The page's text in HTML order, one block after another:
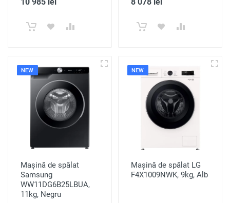
NEW
Mașină de spălat
Samsung
WW11DG6B25LBUA,
11kg, Negru
NEW
Mașină de spălat LG
F4X1009NWK, 9kg, Alb